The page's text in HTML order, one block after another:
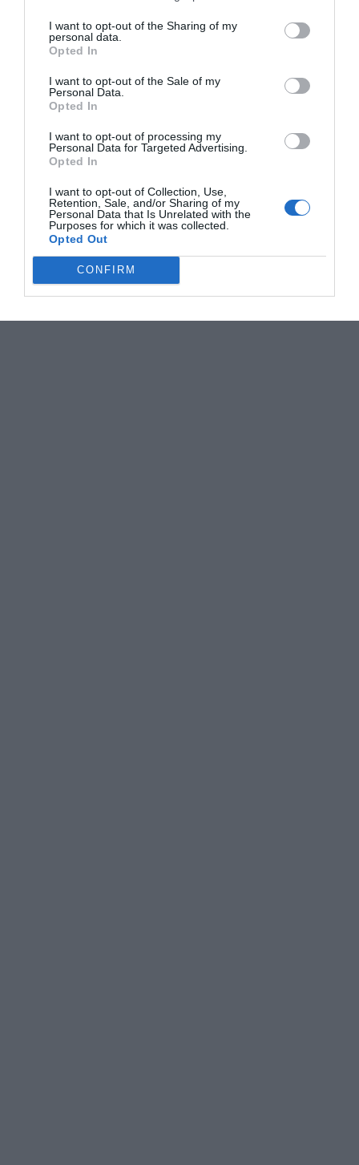
I want to opt-out of the Sharing of my
personal data.
Opted In
I want to opt-out of the Sale of my
Personal Data.
Opted In
I want to opt-out of processing my
Personal Data for Targeted Advertising.
Opted In
I want to opt-out of Collection, Use,
Retention, Sale, and/or Sharing of my
Personal Data that Is Unrelated with the
Purposes for which it was collected.
Opted Out
CONFIRM